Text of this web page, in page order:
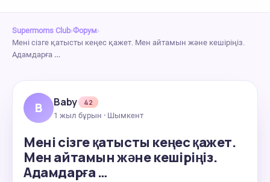
Supermoms Club›Форум›
Мені сізге қатысты кеңес қажет. Мен айтамын және кешіріңіз.
Адамдарға …
B Baby
42
1 жыл бұрын · Шымкент
Мені сізге қатысты кеңес қажет.
Мен айтамын және кешіріңіз.
Адамдарға …